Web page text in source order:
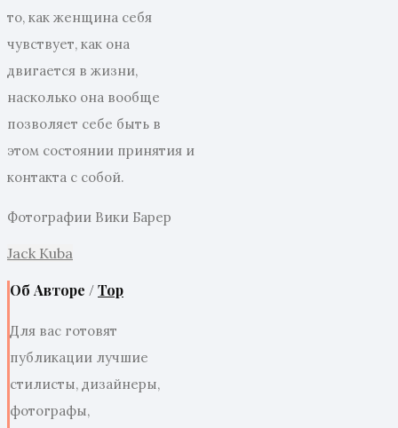
то, как женщина себя
чувствует, как она
двигается в жизни,
насколько она вообще
позволяет себе быть в
этом состоянии принятия и
контакта с собой.
Фотографии Вики Барер
Jack Kuba
Об Авторе /Top
Для вас готовят
публикации лучшие
стилисты, дизайнеры,
фотографы,